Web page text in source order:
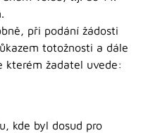
při podání žádosti
totožnosti a dále
kterém žadatel uvede:
kde byl dosud pro